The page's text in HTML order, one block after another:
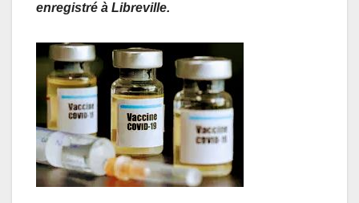
enregistré à Libreville.